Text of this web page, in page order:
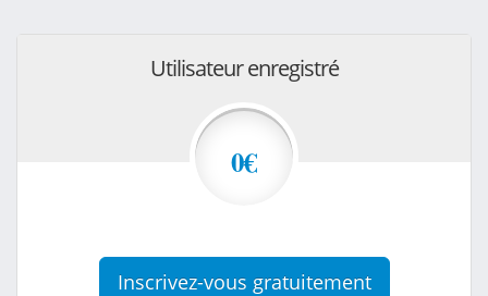
Utilisateur enregistré
0€
Inscrivez-vous gratuitement